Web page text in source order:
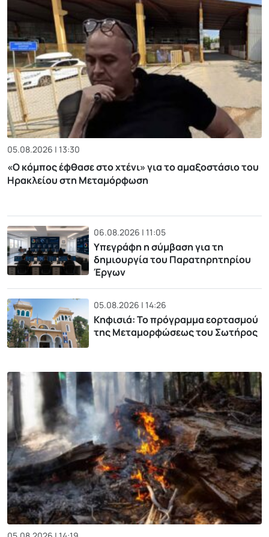
05.08.2026 | 13:30
«Ο κόμπος έφθασε στο χτένι» για το αμαξοστάσιο του
Ηρακλείου στη Μεταμόρφωση
06.08.2026 | 11:05
Υπεγράφη η σύμβαση για τη
δημιουργία του Παρατηρητηρίου
Έργων
05.08.2026 | 14:26
Κηφισιά: Το πρόγραμμα εορτασμού
της Μεταμορφώσεως του Σωτήρος